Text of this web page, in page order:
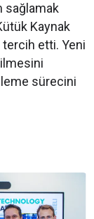
sağlamak
Kaynak
etti. Yeni
sürecini